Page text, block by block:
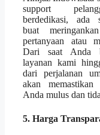
support
berdedikasi, ada
buat
pertanyaan atau
Dari saat Anda
layanan kami
dari perjalanan
akan memastikan
Anda mulus dan
5. Harga